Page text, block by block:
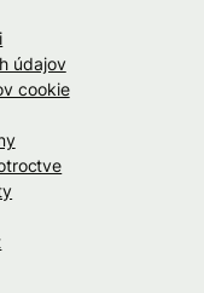
údajov
cookie